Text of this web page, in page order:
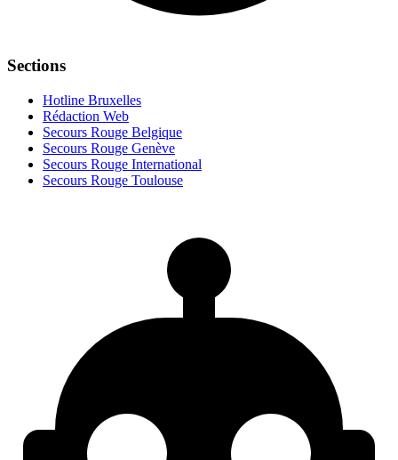
Sections
Hotline Bruxelles
Rédaction Web
Secours Rouge Belgique
Secours Rouge Genève
Secours Rouge International
Secours Rouge Toulouse